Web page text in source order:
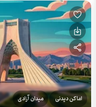
اماکن دیدنی میدان آزادی